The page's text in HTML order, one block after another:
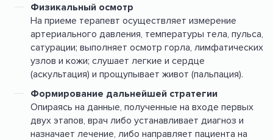
Физикальный осмотр
На приеме терапевт осуществляет измерение
артериального давления, температуры тела, пульса,
сатурации; выполняет осмотр горла, лимфатических
узлов и кожи; слушает легкие и сердце
(аскультация) и прощупывает живот (пальпация).
Формирование дальнейшей стратегии
Опираясь на данные, полученные на входе первых
двух этапов, врач либо устанавливает диагноз и
назначает лечение, либо направляет пациента на